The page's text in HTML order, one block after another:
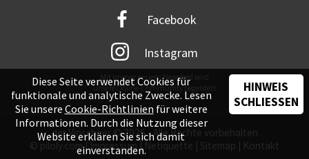
Facebook
Instagram
Mit immer neuem Newsfeed wird
unsere Online-Community begeistert
der Vinschger © 2026 - Alle Rechte vorbehalten
© piloly.com |Impressum | Netiquette | Sitemap | Kontakt
Diese Seite verwendet Cookies für
funktionale und analytische Zwecke. Lesen
Sie unsere Cookie-Richtlinien für weitere
Informationen. Durch die Nutzung dieser
Website erklären Sie sich damit
einverstanden.
HINWEIS
SCHLIESSEN